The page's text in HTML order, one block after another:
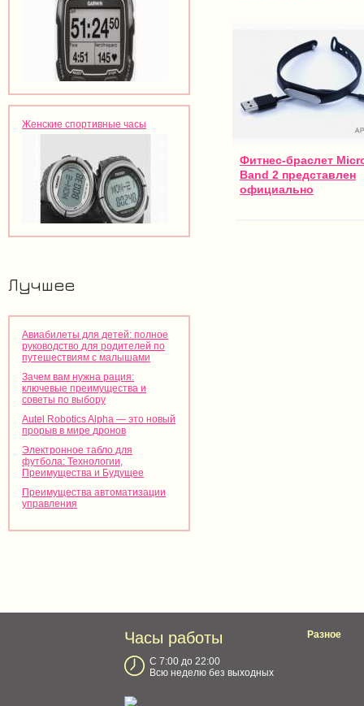
Женские спортивные часы
Лучшее
Авиабилеты для детей: полное
руководство для родителей по
путешествиям с малышами
Зачем вам нужна рация:
ключевые преимущества и
советы по выбору
Autel Robotics Alpha — это новый
прорыв в мире дронов
Электронное табло для
футбола: Технологии,
Преимущества и Будущее
Преимущества автоматизации
управления
Фитнес-браслет
Band 2 представлен
официально
Часы работы
С 7:00 до 22:00
Всю неделю без выходных
Разное